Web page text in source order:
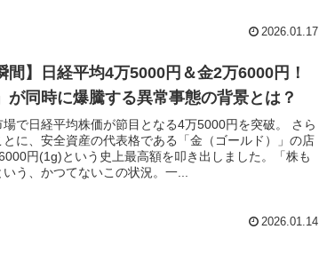
2026.01.17
間】日経平均4万5000円＆金2万6000円！
が同時に爆騰する異常事態の背景とは？
場で日経平均株価が節目となる4万5000円を突破。 さら
とに、安全資産の代表格である「金（ゴールド）」の店
円(1g)という史上最高額を叩き出しました。「株も
う、かつてないこの状況。一...
2026.01.14